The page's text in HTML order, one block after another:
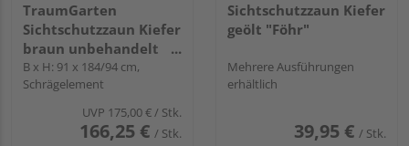
TraumGarten
Sichtschutzzaun Kiefer
braun unbehandelt
"SYSTEM HOLZ"
B x H: 91 x 184/94 cm,
Schrägelement
UVP 175,00 €/ Stk.
166,25 € / Stk.
Sichtschutzzaun Kiefer
geölt "Föhr"
Mehrere Ausführungen
erhältlich
39,95 € / Stk.